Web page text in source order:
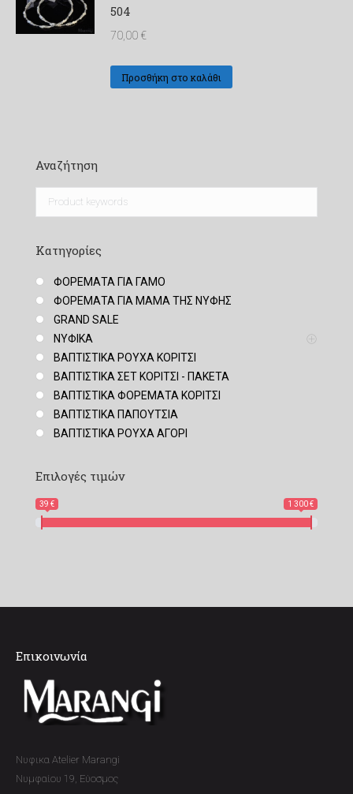
504
70,00 €
Προσθήκη στο καλάθι
Αναζήτηση
Κατηγορίες
ΦΟΡΕΜΑΤΑ ΓΙΑ ΓΑΜΟ
ΦΟΡΕΜΑΤΑ ΓΙΑ ΜΑΜΑ ΤΗΣ ΝΥΦΗΣ
GRAND SALE
ΝΥΦΙΚΑ
ΒΑΠΤΙΣΤΙΚΑ ΡΟΥΧΑ ΚΟΡΙΤΣΙ
ΒΑΠΤΙΣΤΙΚΑ ΣΕΤ ΚΟΡΙΤΣΙ - ΠΑΚΕΤΑ
ΒΑΠΤΙΣΤΙΚΑ ΦΟΡΕΜΑΤΑ ΚΟΡΙΤΣΙ
ΒΑΠΤΙΣΤΙΚΑ ΠΑΠΟΥΤΣΙΑ
ΒΑΠΤΙΣΤΙΚΑ ΡΟΥΧΑ ΑΓΟΡΙ
Επιλογές τιμών
39 € 1 300 €
Επικοινωνία
Νυφικα Atelier Marangi
Νυμφαίου 19, Εύοσμος